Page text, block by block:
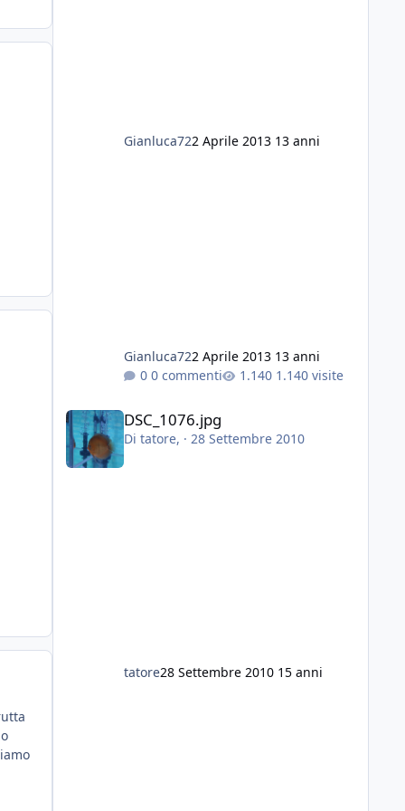
Gianluca722 Aprile 2013 13 anni
Gianluca722 Aprile 2013 13 anni
0 commenti
1.140 visite
DSC_1076.jpg
DSC_1076.jpg
Di tatore, · 28 Settembre 2010
tatore28 Settembre 2010 15 anni